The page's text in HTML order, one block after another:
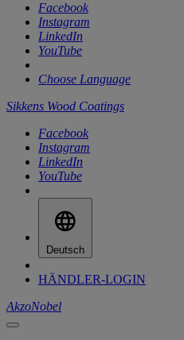
Facebook
Instagram
LinkedIn
YouTube
Choose Language
Sikkens Wood Coatings
Facebook
Instagram
LinkedIn
YouTube
Deutsch
HÄNDLER-LOGIN
AkzoNobel